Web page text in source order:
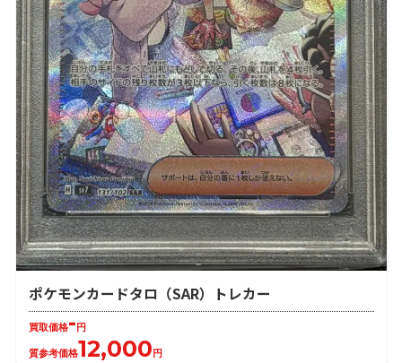
ポケモンカードタロ（SAR）トレカー
買取価格-円
質参考価格12,000円